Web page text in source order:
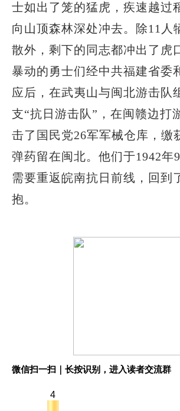
士如出了笼的猛虎，疾速越过
向山顶森林深处冲去。除11人
散外，剩下的同志都冲出了虎
暴动的勇士们经中共福建省委
应后，在武夷山与闽北游击队
支“抗日游击队”，在闽赣边打
击了国民党26军军械仓库，缴
弹药留在闽北。他们于1942年
需要重返皖南抗日前线，回到
抱。
微信扫一扫｜长按识别，进入读者交流群
4